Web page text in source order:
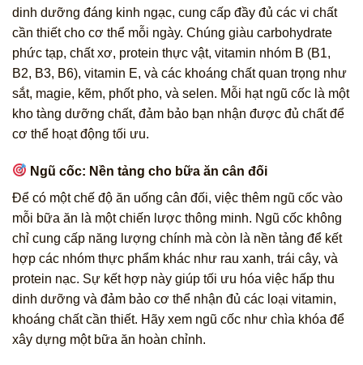
dinh dưỡng đáng kinh ngạc, cung cấp đầy đủ các vi chất
cần thiết cho cơ thể mỗi ngày. Chúng giàu carbohydrate
phức tạp, chất xơ, protein thực vật, vitamin nhóm B (B1,
B2, B3, B6), vitamin E, và các khoáng chất quan trọng như
sắt, magie, kẽm, phốt pho, và selen. Mỗi hạt ngũ cốc là một
kho tàng dưỡng chất, đảm bảo bạn nhận được đủ chất để
cơ thể hoạt động tối ưu.
Ngũ cốc: Nền tảng cho bữa ăn cân đối
Để có một chế độ ăn uống cân đối, việc thêm ngũ cốc vào
mỗi bữa ăn là một chiến lược thông minh. Ngũ cốc không
chỉ cung cấp năng lượng chính mà còn là nền tảng để kết
hợp các nhóm thực phẩm khác như rau xanh, trái cây, và
protein nạc. Sự kết hợp này giúp tối ưu hóa việc hấp thu
dinh dưỡng và đảm bảo cơ thể nhận đủ các loại vitamin,
khoáng chất cần thiết. Hãy xem ngũ cốc như chìa khóa để
xây dựng một bữa ăn hoàn chỉnh.